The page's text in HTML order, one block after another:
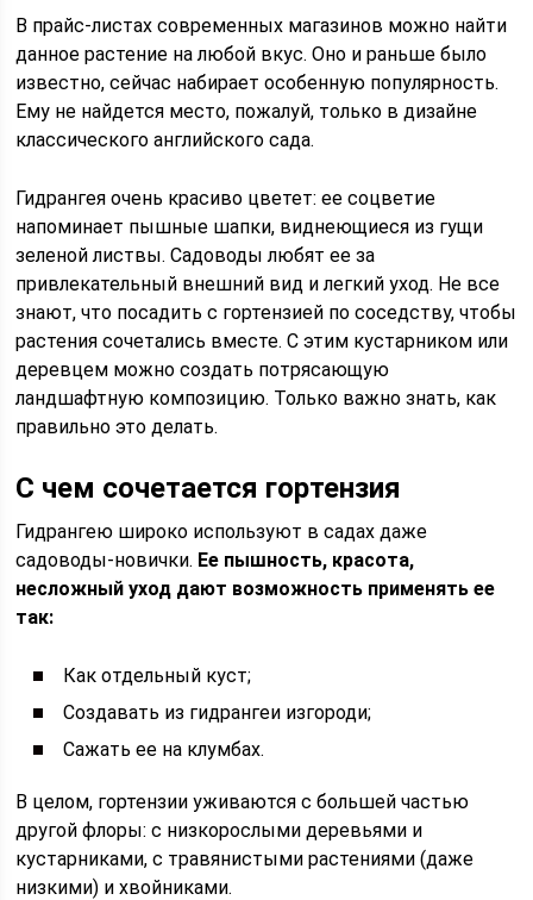
В прайс-листах современных магазинов можно найти
данное растение на любой вкус. Оно и раньше было
известно, сейчас набирает особенную популярность.
Ему не найдется место, пожалуй, только в дизайне
классического английского сада.
Гидрангея очень красиво цветет: ее соцветие
напоминает пышные шапки, виднеющиеся из гущи
зеленой листвы. Садоводы любят ее за
привлекательный внешний вид и легкий уход. Не все
знают, что посадить с гортензией по соседству, чтобы
растения сочетались вместе. С этим кустарником или
деревцем можно создать потрясающую
ландшафтную композицию. Только важно знать, как
правильно это делать.
С чем сочетается гортензия
Гидрангею широко используют в садах даже
садоводы-новички. Ее пышность, красота,
несложный уход дают возможность применять ее
так:
Как отдельный куст;
Создавать из гидрангеи изгороди;
Сажать ее на клумбах.
В целом, гортензии уживаются с большей частью
другой флоры: с низкорослыми деревьями и
кустарниками, с травянистыми растениями (даже
низкими) и хвойниками.